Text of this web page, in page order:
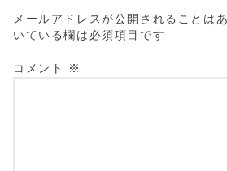
メールアドレスが公開されることは
いている欄は必須項目です
コメント ※